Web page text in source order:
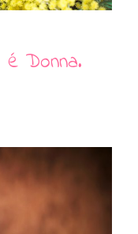
Donna.